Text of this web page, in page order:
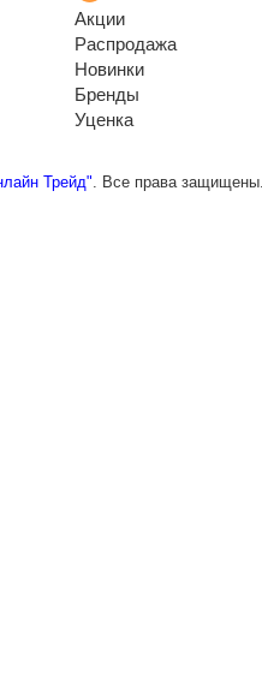
Акции
Распродажа
Новинки
Бренды
Уценка
Трейд" . Все права